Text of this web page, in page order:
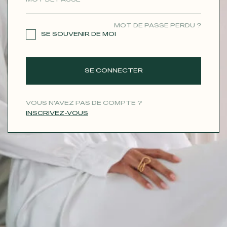
MOT DE PASSE PERDU ?
SE SOUVENIR DE MOI
SE CONNECTER
VOUS N'AVEZ PAS DE COMPTE ?
INSCRIVEZ-VOUS